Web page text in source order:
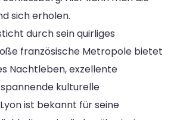
sich erholen.
durch sein quirliges
französische Metropole bietet
Nachtleben, exzellente
kulturelle
ist bekannt für seine